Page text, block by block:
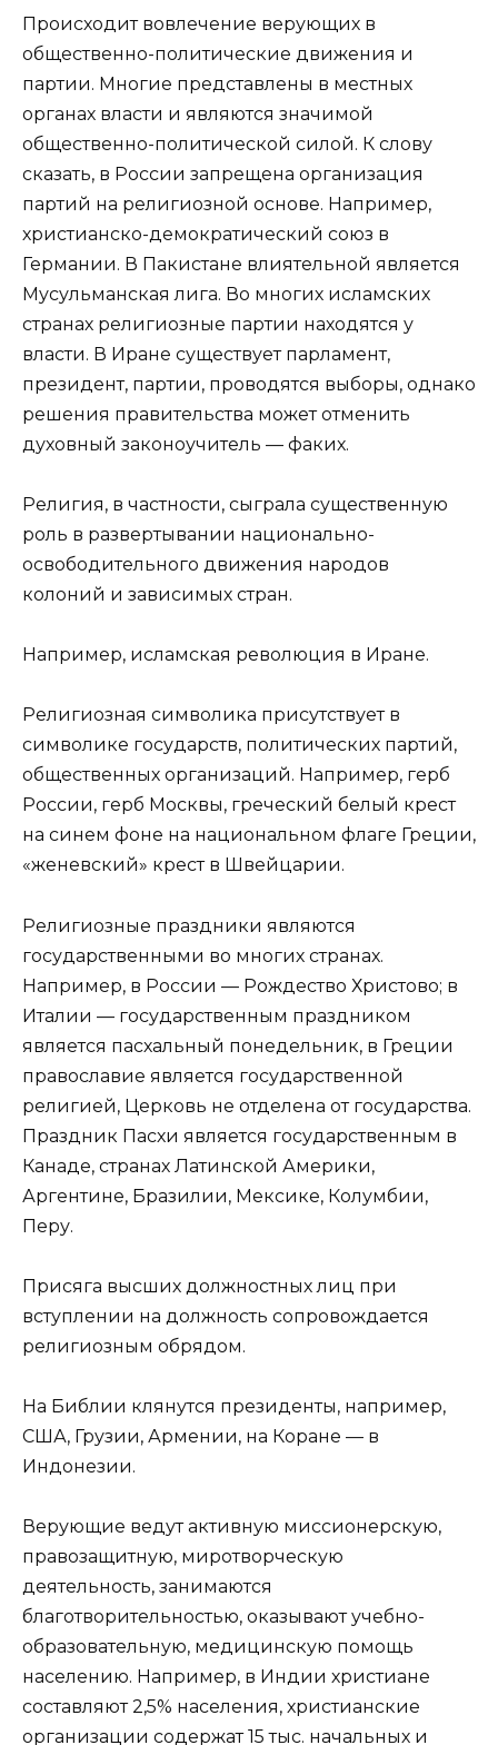
Происходит вовлечение верующих в
общественно-политические движения и
партии. Многие представлены в местных
органах власти и являются значимой
общественно-политической силой. К слову
сказать, в России запрещена организация
партий на религиозной основе. Например,
христианско-демократический союз в
Германии. В Пакистане влиятельной является
Мусульманская лига. Во многих исламских
странах религиозные партии находятся у
власти. В Иране существует парламент,
президент, партии, проводятся выборы, однако
решения правительства может отменить
духовный законоучитель — факих.
Религия, в частности, сыграла существенную
роль в развертывании национально-
освободительного движения народов
колоний и зависимых стран.
Например, исламская революция в Иране.
Религиозная символика присутствует в
символике государств, политических партий,
общественных организаций. Например, герб
России, герб Москвы, греческий белый крест
на синем фоне на национальном флаге Греции,
«женевский» крест в Швейцарии.
Религиозные праздники являются
государственными во многих странах.
Например, в России — Рождество Христово; в
Италии — государственным праздником
является пасхальный понедельник, в Греции
православие является государственной
религией, Церковь не отделена от государства.
Праздник Пасхи является государственным в
Канаде, странах Латинской Америки,
Аргентине, Бразилии, Мексике, Колумбии,
Перу.
Присяга высших должностных лиц при
вступлении на должность сопровождается
религиозным обрядом.
На Библии клянутся президенты, например,
США, Грузии, Армении, на Коране — в
Индонезии.
Верующие ведут активную миссионерскую,
правозащитную, миротворческую
деятельность, занимаются
благотворительностью, оказывают учебно-
образовательную, медицинскую помощь
населению. Например, в Индии христиане
составляют 2,5% населения, христианские
организации содержат 15 тыс. начальных и